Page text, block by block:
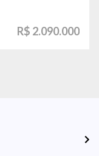
R$ 2.090.000